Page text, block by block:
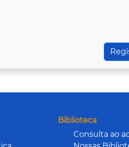
Biblioteca
Consulta ao